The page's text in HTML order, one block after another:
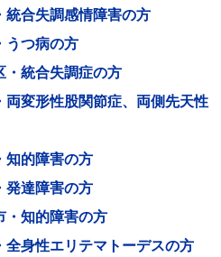
合失調感情障害の方
つ病の方
統合失調症の方
変形性股関節症、両側先天性
的障害の方
達障害の方
知的障害の方
身性エリテマトーデスの方